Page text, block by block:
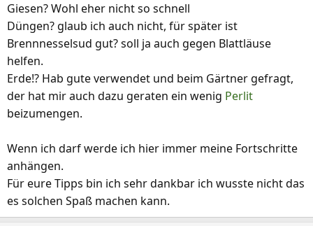
Giesen? Wohl eher nicht so schnell
Düngen? glaub ich auch nicht, für später ist
Brennnesselsud gut? soll ja auch gegen Blattläuse
helfen.
Erde!? Hab gute verwendet und beim Gärtner gefragt,
der hat mir auch dazu geraten ein wenig Perlit
beizumengen.
Wenn ich darf werde ich hier immer meine Fortschritte
anhängen.
Für eure Tipps bin ich sehr dankbar ich wusste nicht das
es solchen Spaß machen kann.